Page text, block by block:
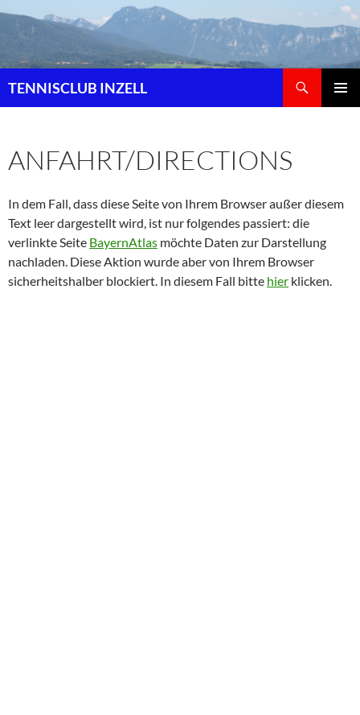
Zum
Inhalt
TENNISCLUB INZELL
ANFAHRT/DIRECTIONS
In dem Fall, dass diese Seite von Ihrem Browser außer diesem
Text leer dargestellt wird, ist nur folgendes passiert: die
verlinkte Seite BayernAtlas möchte Daten zur Darstellung
nachladen. Diese Aktion wurde aber von Ihrem Browser
sicherheitshalber blockiert. In diesem Fall bitte hier klicken.